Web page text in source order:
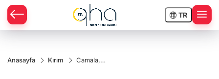
TR
Anasayfa Kırım
Camala,